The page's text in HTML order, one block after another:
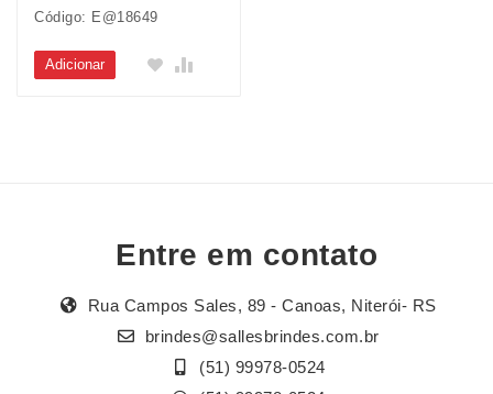
Código: E@18649
Adicionar
Entre em contato
Rua Campos Sales, 89 - Canoas, Niterói- RS
brindes@sallesbrindes.com.br
(51) 99978-0524